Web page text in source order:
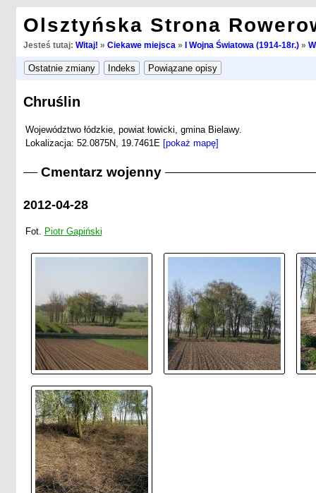
Olsztyńska Strona
Jesteś tutaj: Witaj! » Ciekawe miejsca » I Wojna Światowa (1914-18r.)»
Chruślin
Województwo łódzkie, powiat łowicki, gmina Bielawy.
Lokalizacja: 52.0875N, 19.7461E [pokaż mapę]
Cmentarz wojenny
2012-04-28
Fot. Piotr Gapiński